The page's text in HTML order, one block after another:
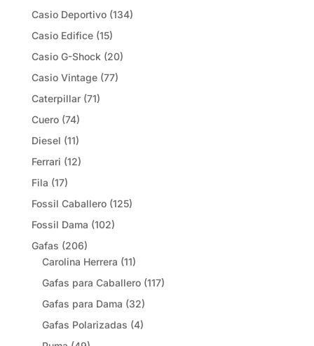
Casio Deportivo (134)
Casio Edifice (15)
Casio G-Shock (20)
Casio Vintage (77)
Caterpillar (71)
Cuero (74)
Diesel (11)
Ferrari (12)
Fila (17)
Fossil Caballero (125)
Fossil Dama (102)
Gafas (206)
Carolina Herrera (11)
Gafas para Caballero (117)
Gafas para Dama (32)
Gafas Polarizadas (4)